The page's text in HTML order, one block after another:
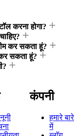
करना होगा?
कर सकता हूं?
सकता हूं?
कंपनी
हमारे बारे
में